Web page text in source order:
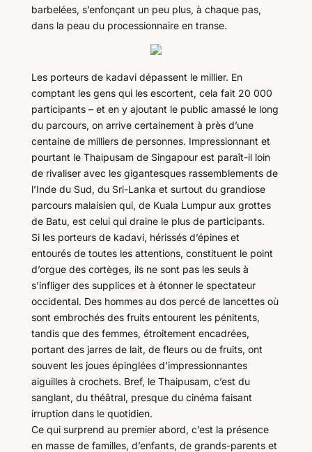
barbelées, s’enfonçant un peu plus, à chaque pas,
dans la peau du processionnaire en transe.
Les porteurs de kadavi dépassent le millier. En
comptant les gens qui les escortent, cela fait 20 000
participants – et en y ajoutant le public amassé le long
du parcours, on arrive certainement à près d’une
centaine de milliers de personnes. Impressionnant et
pourtant le Thaipusam de Singapour est paraît-il loin
de rivaliser avec les gigantesques rassemblements de
l’Inde du Sud, du Sri-Lanka et surtout du grandiose
parcours malaisien qui, de Kuala Lumpur aux grottes
de Batu, est celui qui draine le plus de participants.
Si les porteurs de kadavi, hérissés d’épines et
entourés de toutes les attentions, constituent le point
d’orgue des cortèges, ils ne sont pas les seuls à
s’infliger des supplices et à étonner le spectateur
occidental. Des hommes au dos percé de lancettes où
sont embrochés des fruits entourent les pénitents,
tandis que des femmes, étroitement encadrées,
portant des jarres de lait, de fleurs ou de fruits, ont
souvent les joues épinglées d’impressionnantes
aiguilles à crochets. Bref, le Thaipusam, c’est du
sanglant, du théâtral, presque du cinéma faisant
irruption dans le quotidien.
Ce qui surprend au premier abord, c’est la présence
en masse de familles, d’enfants, de grands-parents et